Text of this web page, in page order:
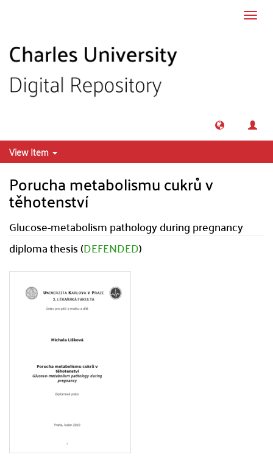
View Item
Porucha metabolismu cukrů v
těhotenství
Glucose-metabolism pathology during pregnancy
diploma thesis (DEFENDED)